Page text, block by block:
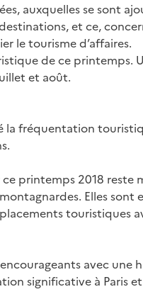
auxquelles se sont
et ce,
le tourisme d’affaires.
de ce printemps.
et août.
la fréquentation
printemps 2018 reste
Elles sont
touristiques
avec une
significative à Paris